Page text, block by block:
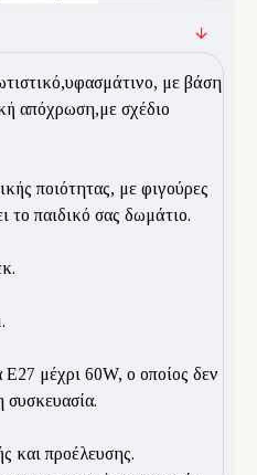
με βάση
απόχρωση,με σχέδιο
ποιότητας, με φιγούρες
το παιδικό σας δωμάτιο.
μέχρι 60W, ο οποίος δεν
συσκευασία.
και προέλευσης.